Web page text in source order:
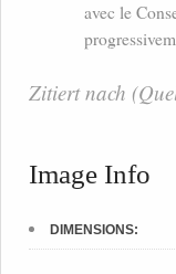
avec le
Zitiert nach
Image Info
DIMENSIONS: